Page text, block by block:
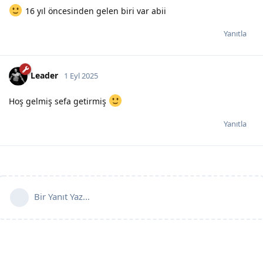
16 yıl öncesinden gelen biri var abii
Yanıtla
Leader 1 Eyl 2025
Hoş gelmiş sefa getirmiş
Yanıtla
Bir Yanıt Yaz...